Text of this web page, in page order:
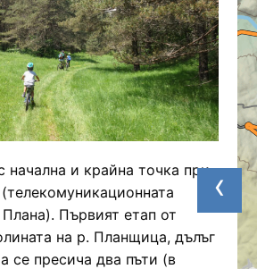
‹
начална и крайна точка при
Първият етап от
на р. Планщица, дълъг
се пресича два пъти (в